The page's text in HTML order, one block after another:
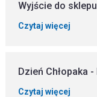
Wyjście do
Czytaj więcej
Dzień Chłopaka
Czytaj więcej